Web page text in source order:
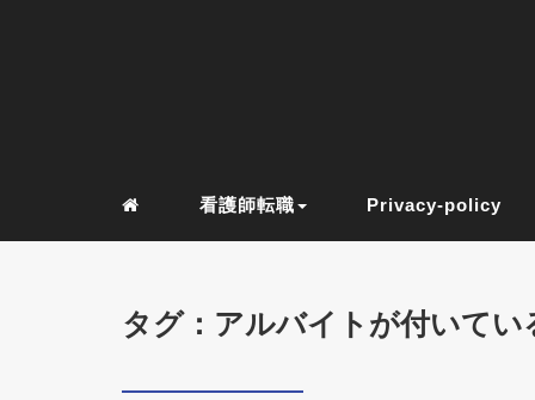
看護師転職 Privacy-policy
タグ：アルバイトが付いてい